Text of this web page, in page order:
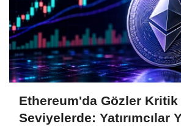
Ethereum'da Gözler Kritik
Seviyelerde: Yatırımcılar